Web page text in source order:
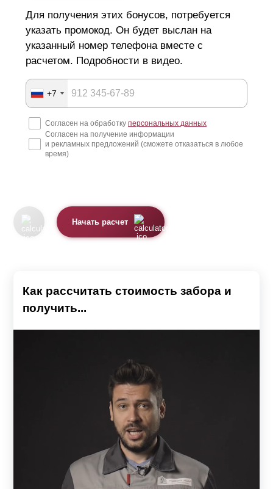
Для получения этих бонусов, потребуется
указать промокод. Он будет выслан на
указанный номер телефона вместе с
расчетом. Подробности в видео.
+7
Согласен на обработку персональных данных
Согласен на получение информации
и рекламных предложений (сможете отказаться в любое
время)
Начать расчет
Как рассчитать стоимость забора и
получить...